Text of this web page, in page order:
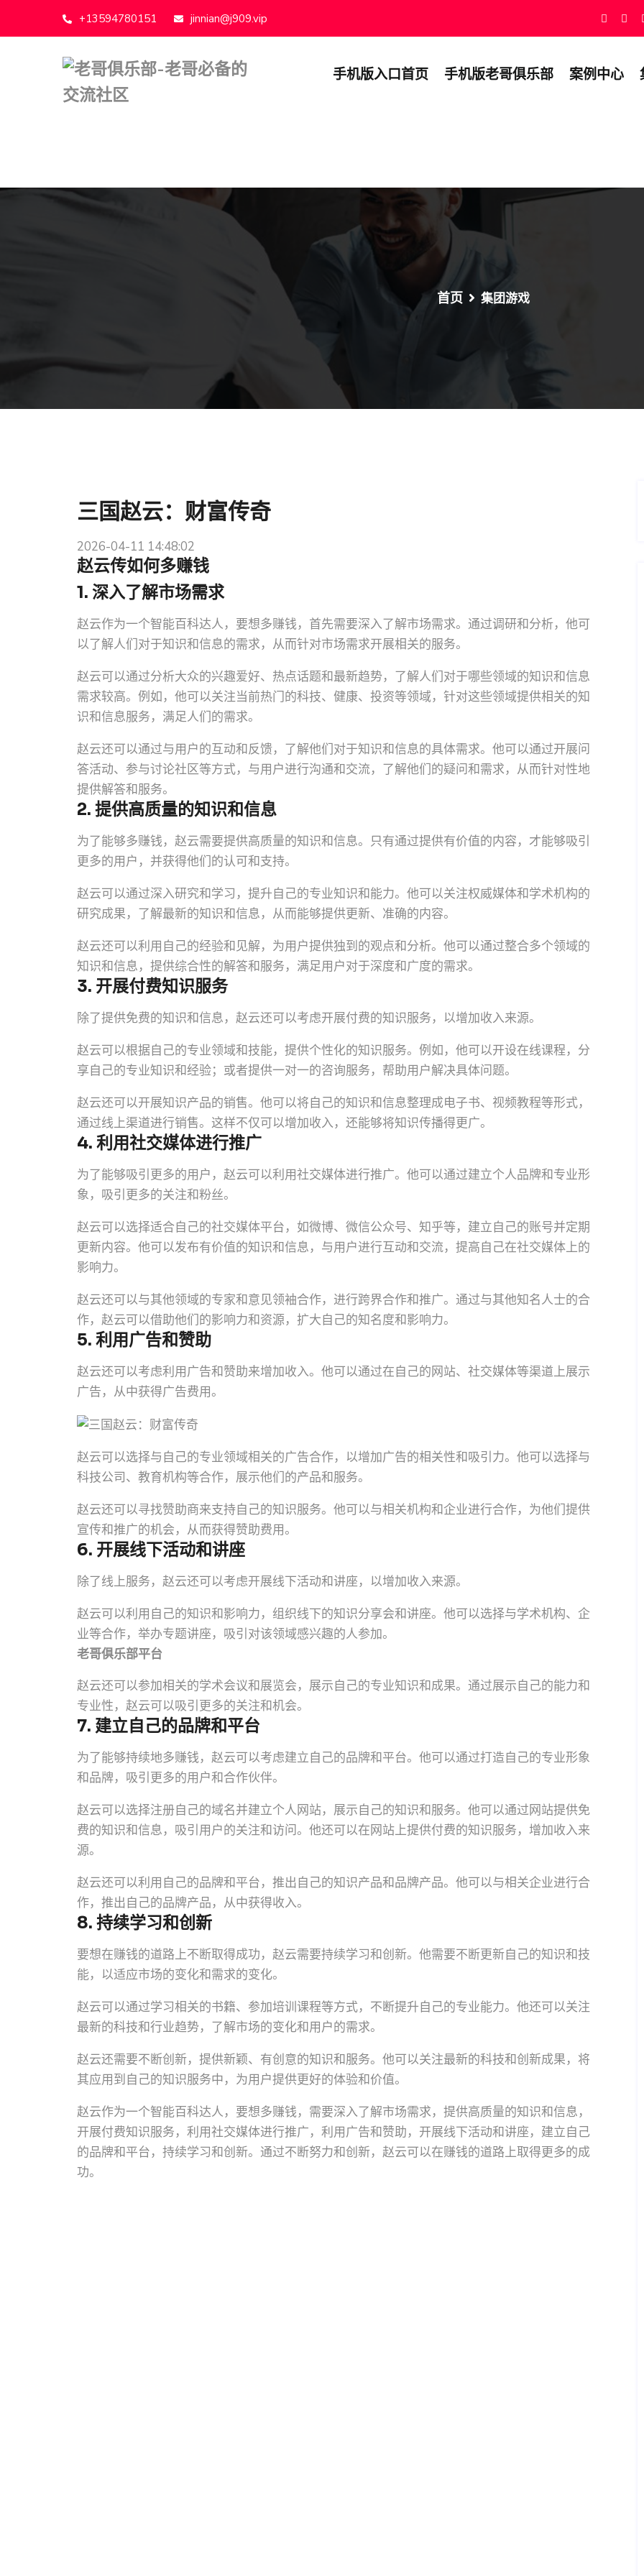
+13594780151 jinnian@j909.vip
手机版入口首页 手机版老哥俱乐部 案例中心
首页 集团游戏
三国赵云：财富传奇
2026-04-11 14:48:02
赵云传如何多赚钱
1. 深入了解市场需求
赵云作为一个智能百科达人，要想多赚钱，首先需要深入了解市场需求。通过调研和分析，他可
以了解人们对于知识和信息的需求，从而针对市场需求开展相关的服务。
赵云可以通过分析大众的兴趣爱好、热点话题和最新趋势，了解人们对于哪些领域的知识和信息
需求较高。例如，他可以关注当前热门的科技、健康、投资等领域，针对这些领域提供相关的知
识和信息服务，满足人们的需求。
赵云还可以通过与用户的互动和反馈，了解他们对于知识和信息的具体需求。他可以通过开展问
答活动、参与讨论社区等方式，与用户进行沟通和交流，了解他们的疑问和需求，从而针对性地
提供解答和服务。
2. 提供高质量的知识和信息
为了能够多赚钱，赵云需要提供高质量的知识和信息。只有通过提供有价值的内容，才能够吸引
更多的用户，并获得他们的认可和支持。
赵云可以通过深入研究和学习，提升自己的专业知识和能力。他可以关注权威媒体和学术机构的
研究成果，了解最新的知识和信息，从而能够提供更新、准确的内容。
赵云还可以利用自己的经验和见解，为用户提供独到的观点和分析。他可以通过整合多个领域的
知识和信息，提供综合性的解答和服务，满足用户对于深度和广度的需求。
3. 开展付费知识服务
除了提供免费的知识和信息，赵云还可以考虑开展付费的知识服务，以增加收入来源。
赵云可以根据自己的专业领域和技能，提供个性化的知识服务。例如，他可以开设在线课程，分
享自己的专业知识和经验；或者提供一对一的咨询服务，帮助用户解决具体问题。
赵云还可以开展知识产品的销售。他可以将自己的知识和信息整理成电子书、视频教程等形式，
通过线上渠道进行销售。这样不仅可以增加收入，还能够将知识传播得更广。
4. 利用社交媒体进行推广
为了能够吸引更多的用户，赵云可以利用社交媒体进行推广。他可以通过建立个人品牌和专业形
象，吸引更多的关注和粉丝。
赵云可以选择适合自己的社交媒体平台，如微博、微信公众号、知乎等，建立自己的账号并定期
更新内容。他可以发布有价值的知识和信息，与用户进行互动和交流，提高自己在社交媒体上的
影响力。
赵云还可以与其他领域的专家和意见领袖合作，进行跨界合作和推广。通过与其他知名人士的合
作，赵云可以借助他们的影响力和资源，扩大自己的知名度和影响力。
5. 利用广告和赞助
赵云还可以考虑利用广告和赞助来增加收入。他可以通过在自己的网站、社交媒体等渠道上展示
广告，从中获得广告费用。
赵云可以选择与自己的专业领域相关的广告合作，以增加广告的相关性和吸引力。他可以选择与
科技公司、教育机构等合作，展示他们的产品和服务。
赵云还可以寻找赞助商来支持自己的知识服务。他可以与相关机构和企业进行合作，为他们提供
宣传和推广的机会，从而获得赞助费用。
6. 开展线下活动和讲座
除了线上服务，赵云还可以考虑开展线下活动和讲座，以增加收入来源。
赵云可以利用自己的知识和影响力，组织线下的知识分享会和讲座。他可以选择与学术机构、企
业等合作，举办专题讲座，吸引对该领域感兴趣的人参加。
老哥俱乐部平台
赵云还可以参加相关的学术会议和展览会，展示自己的专业知识和成果。通过展示自己的能力和
专业性，赵云可以吸引更多的关注和机会。
7. 建立自己的品牌和平台
为了能够持续地多赚钱，赵云可以考虑建立自己的品牌和平台。他可以通过打造自己的专业形象
和品牌，吸引更多的用户和合作伙伴。
赵云可以选择注册自己的域名并建立个人网站，展示自己的知识和服务。他可以通过网站提供免
费的知识和信息，吸引用户的关注和访问。他还可以在网站上提供付费的知识服务，增加收入来
源。
赵云还可以利用自己的品牌和平台，推出自己的知识产品和品牌产品。他可以与相关企业进行合
作，推出自己的品牌产品，从中获得收入。
8. 持续学习和创新
要想在赚钱的道路上不断取得成功，赵云需要持续学习和创新。他需要不断更新自己的知识和技
能，以适应市场的变化和需求的变化。
赵云可以通过学习相关的书籍、参加培训课程等方式，不断提升自己的专业能力。他还可以关注
最新的科技和行业趋势，了解市场的变化和用户的需求。
赵云还需要不断创新，提供新颖、有创意的知识和服务。他可以关注最新的科技和创新成果，将
其应用到自己的知识服务中，为用户提供更好的体验和价值。
赵云作为一个智能百科达人，要想多赚钱，需要深入了解市场需求，提供高质量的知识和信息，
开展付费知识服务，利用社交媒体进行推广，利用广告和赞助，开展线下活动和讲座，建立自己
的品牌和平台，持续学习和创新。通过不断努力和创新，赵云可以在赚钱的道路上取得更多的成
功。